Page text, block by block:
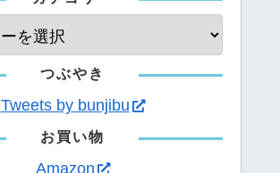
つぶやき
Tweets by bunjibu
お買い物
Amazon